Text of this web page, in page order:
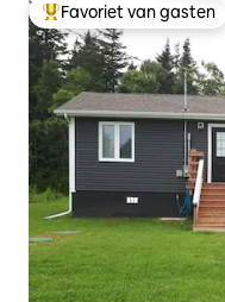
Topfavoriet van gasten
Favoriet van gasten